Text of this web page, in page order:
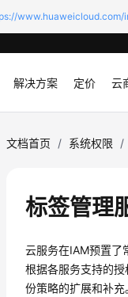
www.huaweicloud.com/
解决方案 定价 云
文档首页 / 系统权限 /
标签管理
云服务在IAM预置了
根据各服务支持的
份策略的扩展和补充